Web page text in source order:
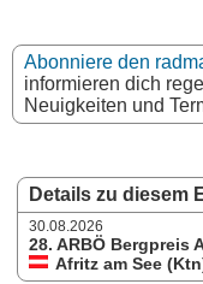
Details zu diesem
30.08.2026
28. ARBÖ Bergpreis
Afritz am See
Abonniere den
informieren dich
Neuigkeiten und